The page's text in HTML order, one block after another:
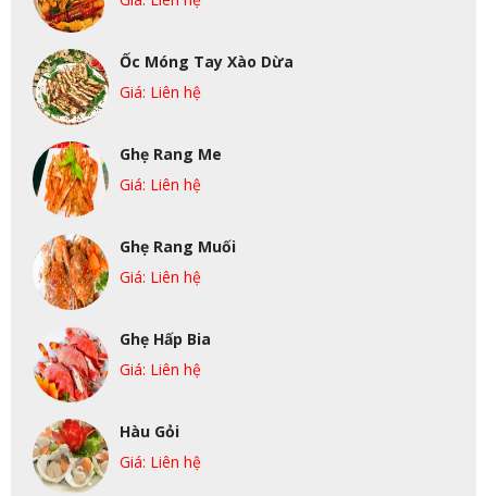
Ốc Móng Tay Xào Dừa
Giá: Liên hệ
Ghẹ Rang Me
Giá: Liên hệ
Ghẹ Rang Muối
Giá: Liên hệ
Ghẹ Hấp Bia
Giá: Liên hệ
Hàu Gỏi
Giá: Liên hệ